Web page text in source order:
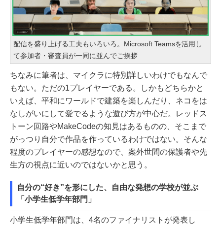
配信を盛り上げる工夫もいろいろ。Microsoft Teamsを活用し
て参加者・審査員が一同に並んでご挨拶
ちなみに筆者は、マイクラに特別詳しいわけでもなんで
もない。ただの1プレイヤーである。しかもどちらかと
いえば、平和にワールドで建築を楽しんだり、ネコをは
なしがいにして愛でるような遊び方が中心だ。レッドス
トーン回路やMakeCodeの知見はあるものの、そこまで
がっつり自分で作品を作っているわけではない。そんな
程度のプレイヤーの感想なので、案外世間の保護者や先
生方の視点に近いのではないかと思う。
自分の“好き”を形にした、自由な発想の学校が並ぶ
「小学生低学年部門」
小学生低学年部門は、4名のファイナリストが発表し